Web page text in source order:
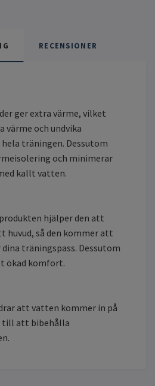
RECENSIONER
ger extra värme, vilket
och undvika
träningen. Dessutom
och minimerar
kallt vatten.
hjälper den att
huvud, så den kommer att
träningspass. Dessutom
ökad komfort.
att vatten kommer in på
till att bibehålla